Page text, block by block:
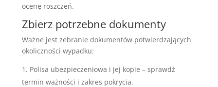
ocenę roszczeń.
Zbierz potrzebne dokumenty
Ważne jest zebranie dokumentów potwierdzających
okoliczności wypadku:
Polisa ubezpieczeniowa i jej kopie – sprawdź
termin ważności i zakres pokrycia.